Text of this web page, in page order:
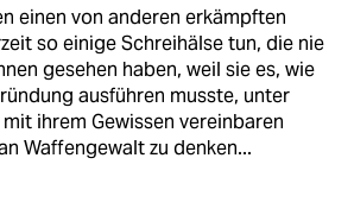
einen von anderen erkämpften
so einige Schreihälse tun, die nie
gesehen haben, weil sie es, wie
ausführen musste, unter
ihrem Gewissen vereinbaren
Waffengewalt zu denken...